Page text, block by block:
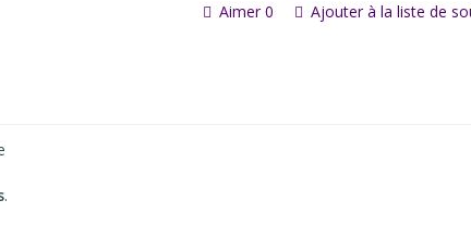
Aimer 0 Ajouter à la liste de
.